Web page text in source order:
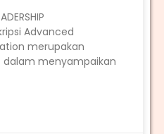
Advanced
merupakan
menyampaikan